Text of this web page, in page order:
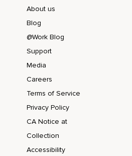
About us
Blog
@Work Blog
Support
Media
Careers
Terms of Service
Privacy Policy
CA Notice at
Collection
Accessibility